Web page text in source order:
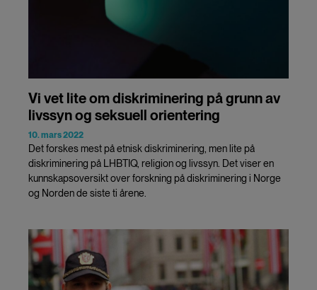
Vi vet lite om diskriminering på grunn av
livssyn og seksuell orientering
10. mars 2022
Det forskes mest på etnisk diskriminering, men lite på
diskriminering på LHBTIQ, religion og livssyn. Det viser en
kunnskapsoversikt over forskning på diskriminering i Norge
og Norden de siste ti årene.